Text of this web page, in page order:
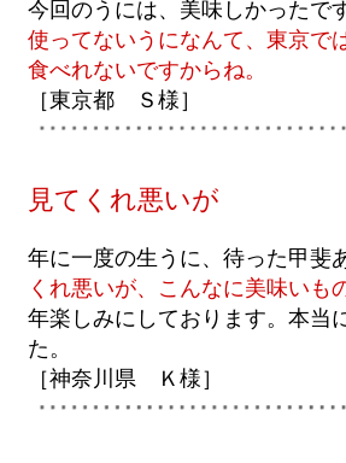
今回のうには、美味しかったで
使ってないうになんて、東京で
食べれないですからね。
［東京都 Ｓ様］
見てくれ悪いが
年に一度の生うに、待った甲斐
くれ悪いが、こんなに美味いも
年楽しみにしております。本当
た。
［神奈川県 Ｋ様］